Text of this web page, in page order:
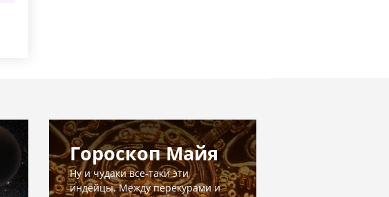
Гороскоп Майя
Ну и чудаки все-таки эти
индейцы. Между перекурами и